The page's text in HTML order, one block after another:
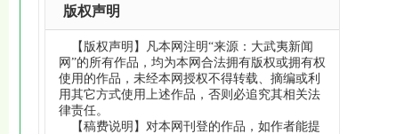
版权声明
【版权声明】凡本网注明“来源：大武夷新闻
网”的所有作品，均为本网合法拥有版权或拥有权
使用的作品，未经本网授权不得转载、摘编或利
用其它方式使用上述作品，否则必追究其相关法
律责任。
【稿费说明】对本网刊登的作品，如作者能提